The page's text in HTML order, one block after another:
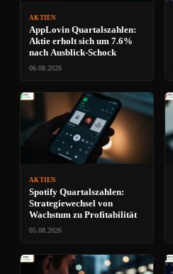
AKTIEN
AppLovin Quartalszahlen:
Aktie erholt sich um 7.6%
nach Ausblick-Schock
06.08.2026
AKTIEN
Spotify Quartalszahlen:
Strategiewechsel von
Wachstum zu Profitabilität
05.08.2026